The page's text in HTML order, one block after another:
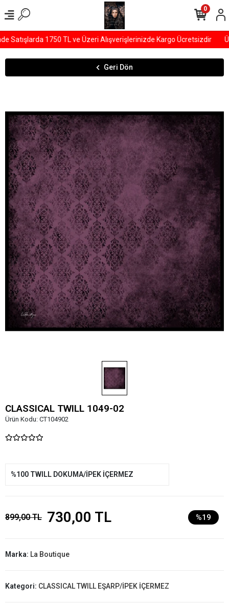
1750 TL ve Üzeri Alışverişlerinizde Kargo Ücretsizdir
0
Geri Dön
CLASSICAL TWILL 1049-02
Ürün Kodu: CT104902
%100 TWILL DOKUMA/İPEK İÇERMEZ
899,00 TL 730,00 TL %19
Marka: La Boutique
Kategori: CLASSICAL TWILL EŞARP/İPEK İÇERMEZ